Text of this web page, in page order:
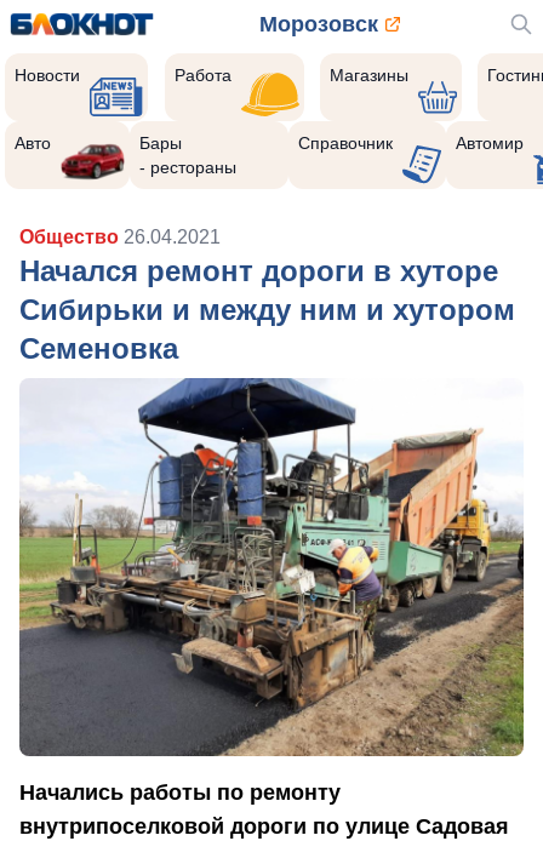
Морозовск
Новости Работа Магазины
Авто
Бары
- рестораны
Справочник Автомир
Общество 26.04.2021
Начался ремонт дороги в хуторе
Сибирьки и между ним и хутором
Семеновка
Начались работы по ремонту
внутрипоселковой дороги по улице Садовая